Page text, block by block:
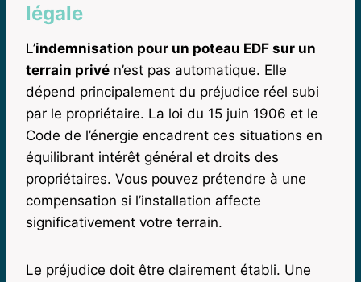
légale
L’indemnisation pour un poteau EDF sur un
terrain privé n’est pas automatique. Elle
dépend principalement du préjudice réel subi
par le propriétaire. La loi du 15 juin 1906 et le
Code de l’énergie encadrent ces situations en
équilibrant intérêt général et droits des
propriétaires. Vous pouvez prétendre à une
compensation si l’installation affecte
significativement votre terrain.
Le préjudice doit être clairement établi. Une